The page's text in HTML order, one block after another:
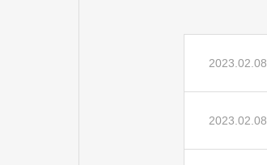
2023.02.08
2023.02.08